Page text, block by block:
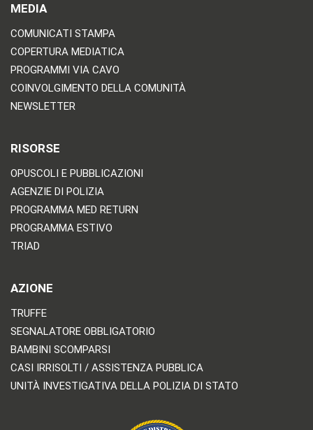
MEDIA
COMUNICATI STAMPA
COPERTURA MEDIATICA
PROGRAMMI VIA CAVO
COINVOLGIMENTO DELLA COMUNITÀ
NEWSLETTER
RISORSE
OPUSCOLI E PUBBLICAZIONI
AGENZIE DI POLIZIA
PROGRAMMA MED RETURN
PROGRAMMA ESTIVO
TRIAD
AZIONE
TRUFFE
SEGNALATORE OBBLIGATORIO
BAMBINI SCOMPARSI
CASI IRRISOLTI / ASSISTENZA PUBBLICA
UNITÀ INVESTIGATIVA DELLA POLIZIA DI STATO